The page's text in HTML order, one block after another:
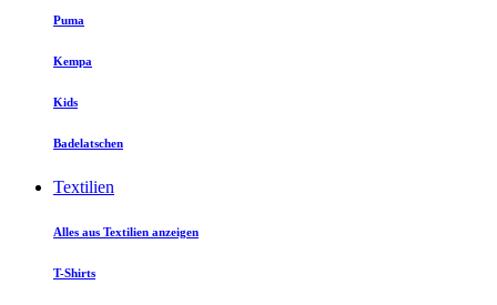
Puma
Kempa
Kids
Badelatschen
Textilien
Alles aus Textilien anzeigen
T-Shirts